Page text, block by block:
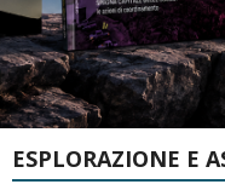
ESPLORAZIONE E